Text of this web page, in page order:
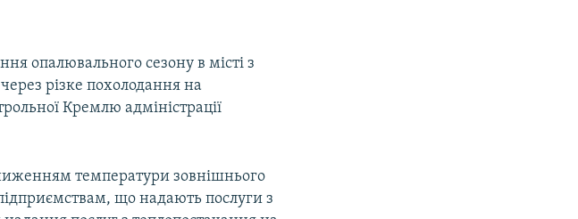
опалювального сезону в місті з
різке похолодання на
Кремлю адміністрації
температури зовнішнього
що надають послуги з